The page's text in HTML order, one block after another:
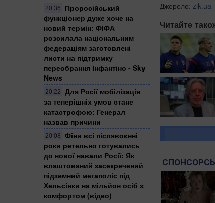
20:36
Проросійський
функціонер дуже хоче на
новий термін: ФІФА
розсилала національним
федераціям заготовлені
листи на підтримку
переобрання Інфантіно - Sky
News
20:22
Для Росії мобілізація
за теперішніх умов стане
катастрофою: Генерал
назвав причини
20:08
Фіни всі післявоєнні
роки ретельно готувались
до нової навали Росії: Як
влаштований засекречений
підземний мегаполіс під
Хельсінки на мільйон осіб з
комфортом (відео)
Джерело: zik.ua
Читайте
своєї країни, -
головний